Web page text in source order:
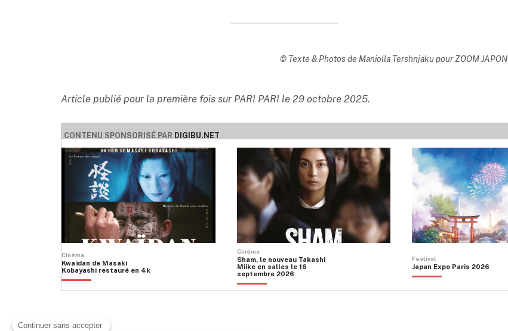
© Texte & Photos de Maniolla Tershnjaku pour ZOOM JAPON
Article publié pour la première fois sur PARI PARI le 29 octobre 2025.
CONTENU SPONSORISÉ PAR DIGIBU.NET
Cinéma
Kwaïdan de Masaki
Kobayashi restauré en 4k
Cinéma
Sham, le nouveau Takashi
Miike en salles le 16
septembre 2026
Festival
Japan Expo Paris 2026